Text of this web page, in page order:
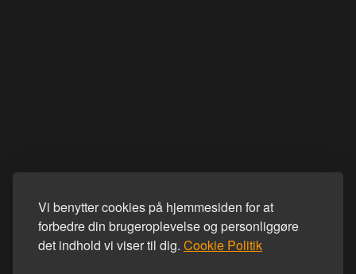
Vi benytter cookies på hjemmesiden for at
forbedre din brugeroplevelse og personliggøre
det indhold vi viser til dig. Cookie Politik